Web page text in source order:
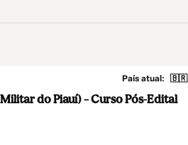
País atual: 🇧🇷
do Piauí) – Curso Pós-Edital